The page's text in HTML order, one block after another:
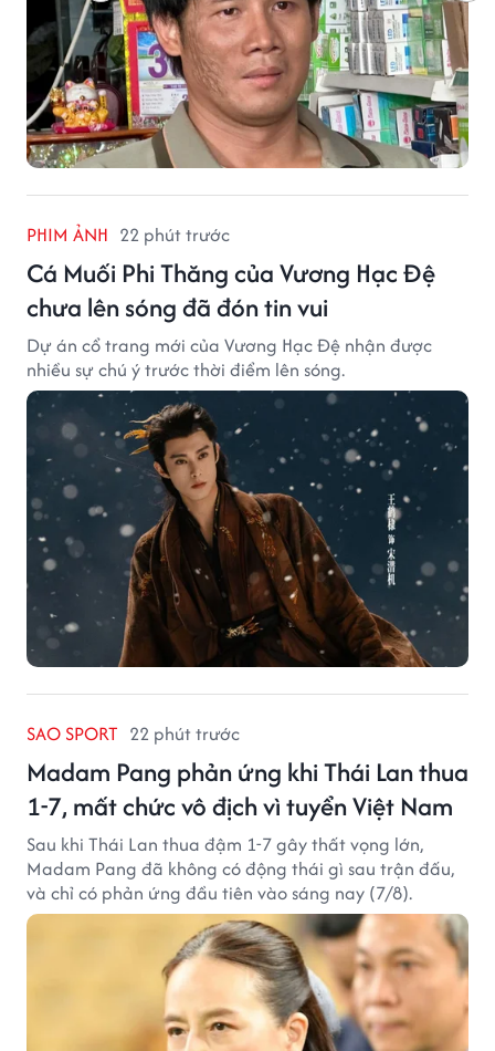
PHIM ẢNH 22 phút trước
Cá Muối Phi Thăng của Vương Hạc Đệ
chưa lên sóng đã đón tin vui
Dự án cổ trang mới của Vương Hạc Đệ nhận được
nhiều sự chú ý trước thời điểm lên sóng.
SAO SPORT 22 phút trước
Madam Pang phản ứng khi Thái Lan thua
1-7, mất chức vô địch vì tuyển Việt Nam
Sau khi Thái Lan thua đậm 1-7 gây thất vọng lớn,
Madam Pang đã không có động thái gì sau trận đấu,
và chỉ có phản ứng đầu tiên vào sáng nay (7/8).